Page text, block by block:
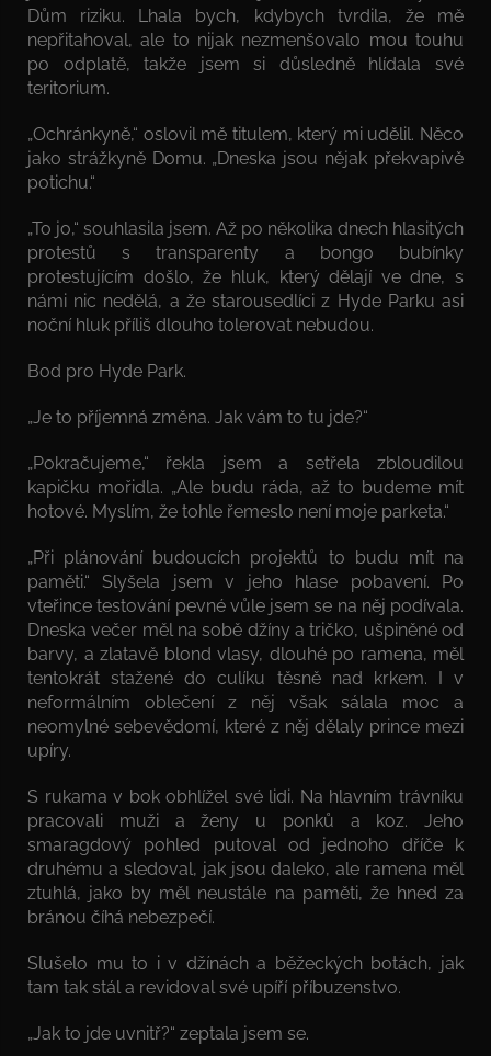
Dům riziku. Lhala bych, kdybych tvrdila, že mě
nepřitahoval, ale to nijak nezmenšovalo mou touhu
po odplatě, takže jsem si důsledně hlídala své
teritorium.
„Ochránkyně,“ oslovil mě titulem, který mi udělil. Něco
jako strážkyně Domu. „Dneska jsou nějak překvapivě
potichu.“
„To jo,“ souhlasila jsem. Až po několika dnech hlasitých
protestů s transparenty a bongo bubínky
protestujícím došlo, že hluk, který dělají ve dne, s
námi nic nedělá, a že starousedlíci z Hyde Parku asi
noční hluk příliš dlouho tolerovat nebudou.
Bod pro Hyde Park.
„Je to příjemná změna. Jak vám to tu jde?“
„Pokračujeme,“ řekla jsem a setřela zbloudilou
kapičku mořidla. „Ale budu ráda, až to budeme mít
hotové. Myslím, že tohle řemeslo není moje parketa.“
„Při plánování budoucích projektů to budu mít na
paměti.“ Slyšela jsem v jeho hlase pobavení. Po
vteřince testování pevné vůle jsem se na něj podívala.
Dneska večer měl na sobě džíny a tričko, ušpiněné od
barvy, a zlatavě blond vlasy, dlouhé po ramena, měl
tentokrát stažené do culíku těsně nad krkem. I v
neformálním oblečení z něj však sálala moc a
neomylné sebevědomí, které z něj dělaly prince mezi
upíry.
S rukama v bok obhlížel své lidi. Na hlavním trávníku
pracovali muži a ženy u ponků a koz. Jeho
smaragdový pohled putoval od jednoho dříče k
druhému a sledoval, jak jsou daleko, ale ramena měl
ztuhlá, jako by měl neustále na paměti, že hned za
bránou číhá nebezpečí.
Slušelo mu to i v džínách a běžeckých botách, jak
tam tak stál a revidoval své upíří příbuzenstvo.
„Jak to jde uvnitř?“ zeptala jsem se.